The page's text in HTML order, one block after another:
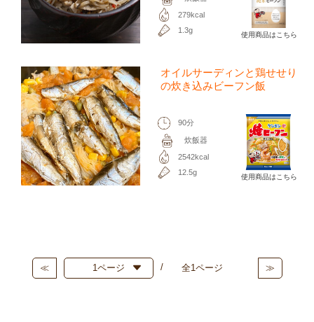
279kcal
1.3g
使用商品はこちら
オイルサーディンと鶏せせり
の炊き込みビーフン飯
90分
炊飯器
2542kcal
12.5g
使用商品はこちら
≪ 全1ページ ≫